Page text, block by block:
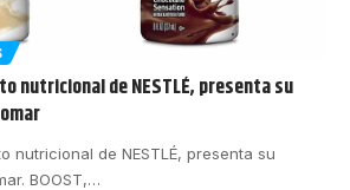
nutricional de NESTLÉ, presenta su
nutricional de NESTLÉ, presenta su
BOOST,…